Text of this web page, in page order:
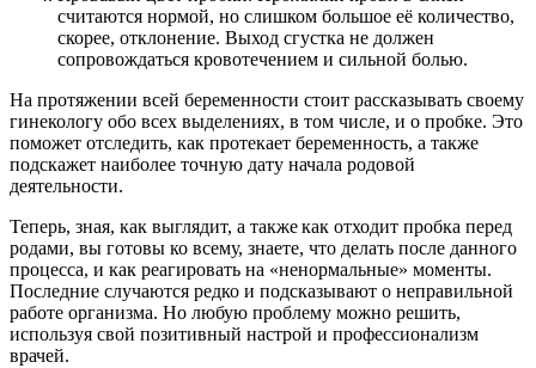
считаются нормой, но слишком большое её количество,
скорее, отклонение. Выход сгустка не должен
сопровождаться кровотечением и сильной болью.
На протяжении всей беременности стоит рассказывать своему
гинекологу обо всех выделениях, в том числе, и о пробке. Это
поможет отследить, как протекает беременность, а также
подскажет наиболее точную дату начала родовой
деятельности.
Теперь, зная, как выглядит, а также как отходит пробка перед
родами, вы готовы ко всему, знаете, что делать после данного
процесса, и как реагировать на «ненормальные» моменты.
Последние случаются редко и подсказывают о неправильной
работе организма. Но любую проблему можно решить,
используя свой позитивный настрой и профессионализм
врачей.